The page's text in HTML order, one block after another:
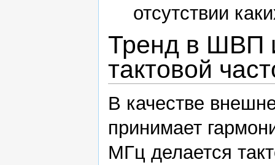
отсутствии
Тренд в ШВП
тактовой
В качестве
принимает
МГц делается